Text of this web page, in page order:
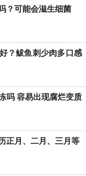
？可能会滋生细菌
？鲅鱼刺少肉多口感
吗 容易出现腐烂变质
正月、二月、三月等